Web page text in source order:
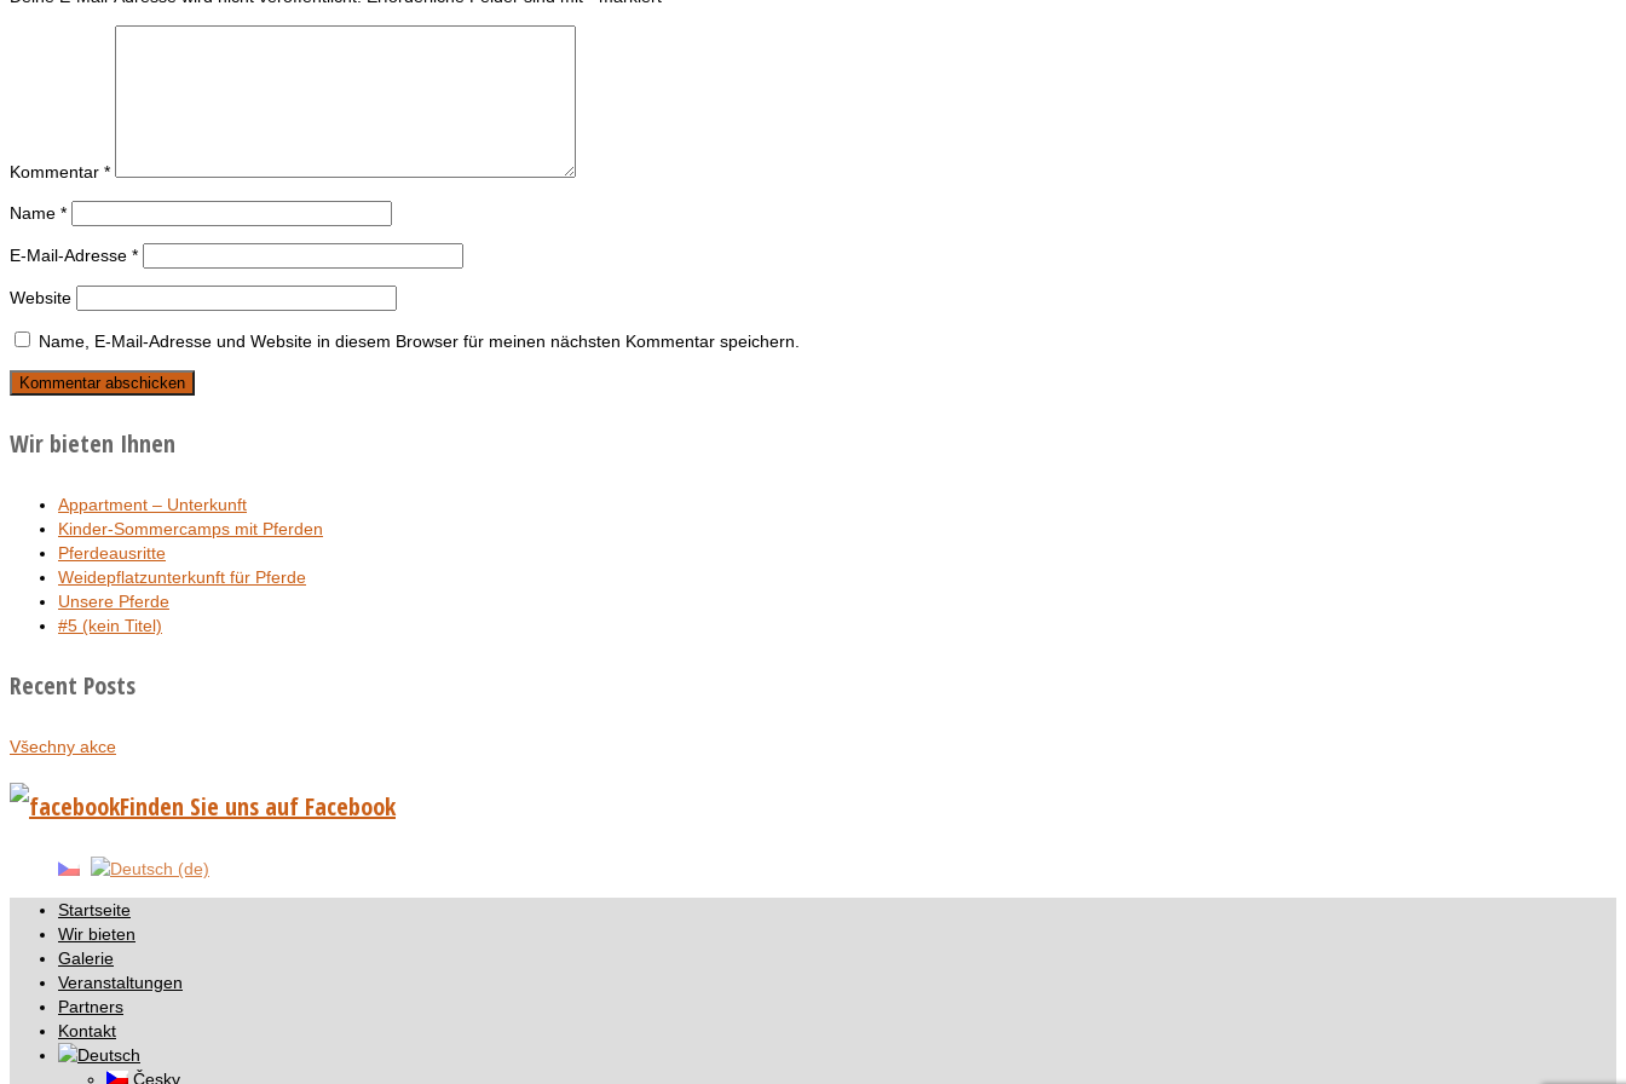
Kommentar *
Name *
E-Mail-Adresse *
Website
Name, E-Mail-Adresse und Website in diesem Browser für meinen nächsten Kommentar speichern.
Wir bieten Ihnen
Appartment – Unterkunft
Kinder-Sommercamps mit Pferden
Pferdeausritte
Weidepflatzunterkunft für Pferde
Unsere Pferde
#5 (kein Titel)
Recent Posts
Všechny akce
Finden Sie uns auf Facebook
Startseite
Wir bieten
Galerie
Veranstaltungen
Partners
Kontakt
Česky